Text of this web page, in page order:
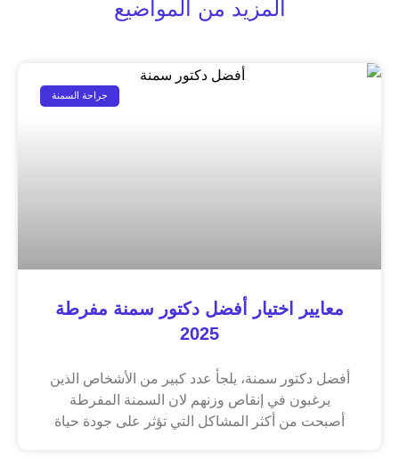
المزيد من المواضيع
جراحة السمنة
معايير اختيار أفضل دكتور سمنة مفرطة
2025
أفضل دكتور سمنة، يلجأ عدد كبير من الأشخاص الذين
يرغبون في إنقاص وزنهم لان السمنة المفرطة
أصبحت من أكثر المشاكل التي تؤثر على جودة حياة